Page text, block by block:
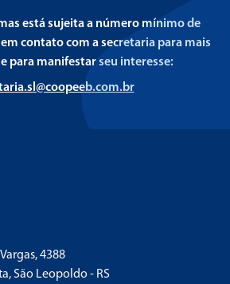
está sujeita a número mínimo de
contato com a secretaria para mais
para manifestar seu interesse:
4388
São Leopoldo - RS